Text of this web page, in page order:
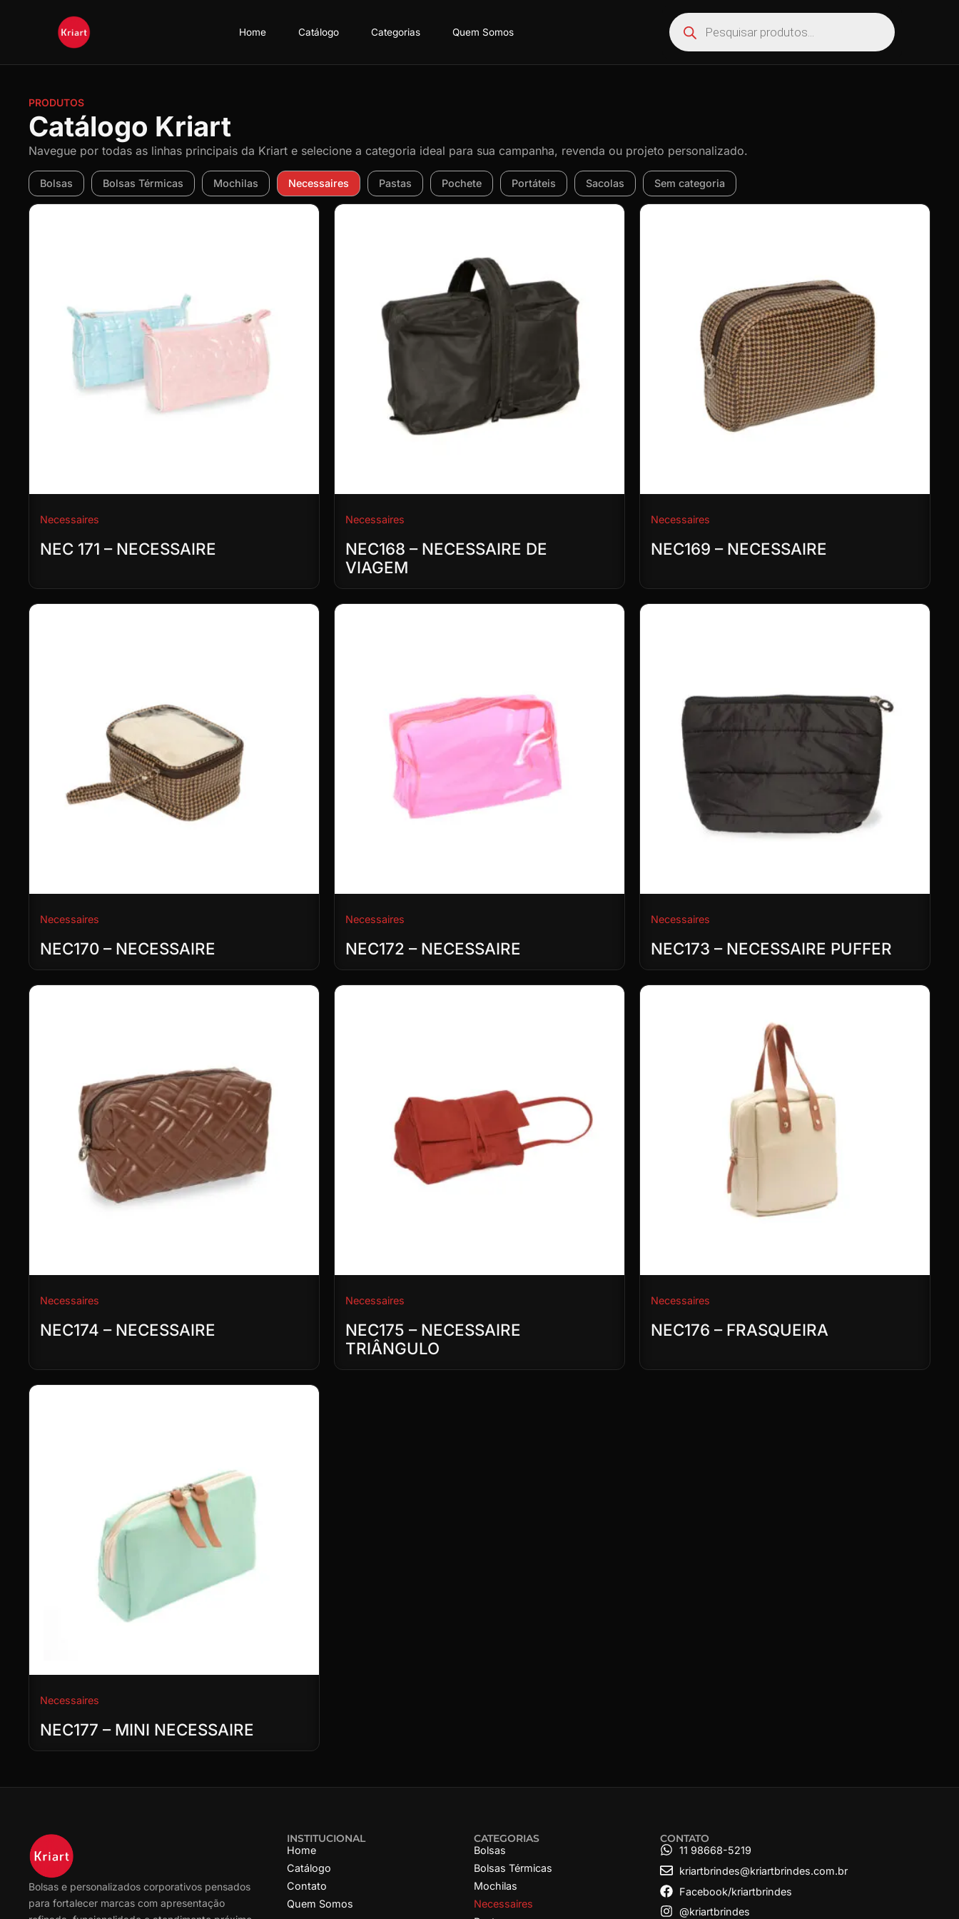
Home Catálogo Categorias Quem Somos
PRODUTOS
Catálogo Kriart
Navegue por todas as linhas principais da Kriart e selecione a categoria ideal para sua campanha, revenda ou projeto personalizado.
Bolsas Bolsas Térmicas Mochilas Necessaires Pastas Pochete Portáteis Sacolas Sem categoria
Necessaires
NEC 171 – NECESSAIRE
Necessaires
NEC168 – NECESSAIRE DE
VIAGEM
Necessaires
NEC169 – NECESSAIRE
Necessaires
NEC170 – NECESSAIRE
Necessaires
NEC172 – NECESSAIRE
Necessaires
NEC173 – NECESSAIRE PUFFER
Necessaires
NEC174 – NECESSAIRE
Necessaires
NEC175 – NECESSAIRE
TRIÂNGULO
Necessaires
NEC176 – FRASQUEIRA
Necessaires
NEC177 – MINI NECESSAIRE
Bolsas e personalizados corporativos pensados
para fortalecer marcas com apresentação
INSTITUCIONAL
Home
Catálogo
Contato
Quem Somos
CATEGORIAS
Bolsas
Bolsas Térmicas
Mochilas
Necessaires
CONTATO
11 98668-5219
kriartbrindes@kriartbrindes.com.br
Facebook/kriartbrindes
@kriartbrindes